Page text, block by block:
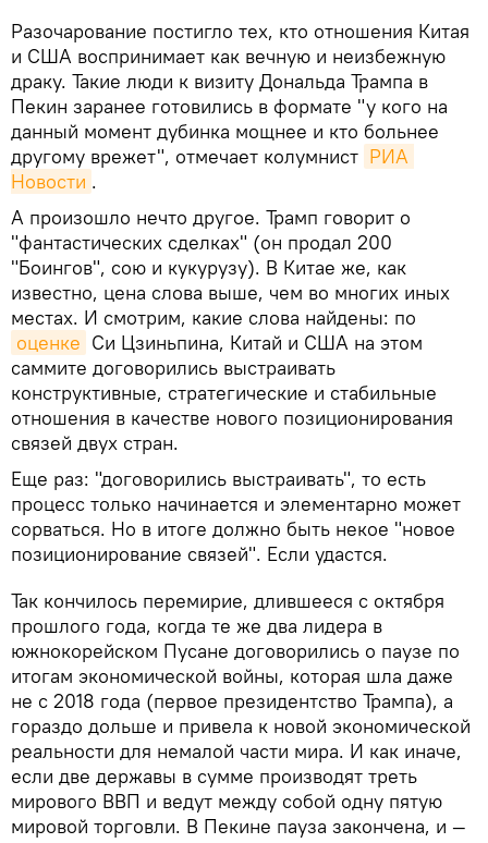
Разочарование постигло тех, кто отношения Китая
и США воспринимает как вечную и неизбежную
драку. Такие люди к визиту Дональда Трампа в
Пекин заранее готовились в формате "у кого на
данный момент дубинка мощнее и кто больнее
другому врежет", отмечает колумнист РИА
Новости .
А произошло нечто другое. Трамп говорит о
"фантастических сделках" (он продал 200
"Боингов", сою и кукурузу). В Китае же, как
известно, цена слова выше, чем во многих иных
местах. И смотрим, какие слова найдены: по
оценке Си Цзиньпина, Китай и США на этом
саммите договорились выстраивать
конструктивные, стратегические и стабильные
отношения в качестве нового позиционирования
связей двух стран.
Еще раз: "договорились выстраивать", то есть
процесс только начинается и элементарно может
сорваться. Но в итоге должно быть некое "новое
позиционирование связей". Если удастся.
Так кончилось перемирие, длившееся с октября
прошлого года, когда те же два лидера в
южнокорейском Пусане договорились о паузе по
итогам экономической войны, которая шла даже
не с 2018 года (первое президентство Трампа), а
гораздо дольше и привела к новой экономической
реальности для немалой части мира. И как иначе,
если две державы в сумме производят треть
мирового ВВП и ведут между собой одну пятую
мировой торговли. В Пекине пауза закончена, и —